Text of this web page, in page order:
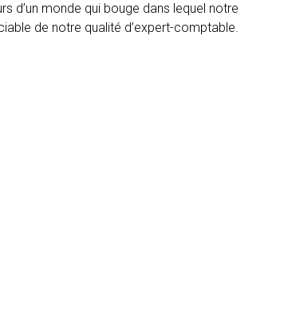
d’un monde qui bouge dans lequel notre
de notre qualité d’expert-comptable.